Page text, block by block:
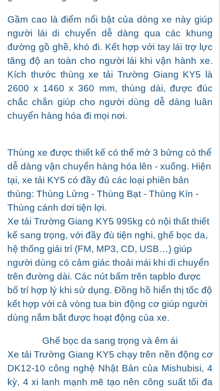
Gầm cao là điểm nổi bật của dòng xe này giúp
người lái di chuyển dễ dàng qua các khung
đường gồ ghề, khó đi. Kết hợp với tay lái trợ lực
tăng độ an toàn cho người lái khi vận hành xe.
Kích thước thùng xe tải Trường Giang KY5 là
2600 x 1460 x 360 mm, thùng dài, được đúc
chắc chắn giúp cho người dùng dễ dàng luân
chuyển hàng hóa đi mọi nơi.
Thùng xe được thiết kế có thể mở 3 bửng có thể
dễ dàng vận chuyển hàng hóa lên - xuống. Hiện
tại, xe tải KY5 có đầy đủ các loại phiên bản
thùng: Thùng Lửng - Thùng Bạt - Thùng Kín -
Thùng cánh dơi tiện lợi.
Xe tải Trường Giang KY5 995kg có nội thất thiết
kế sang trọng, với đầy đù tiện nghi, ghế bọc da,
hệ thống giải trí (FM, MP3, CD, USB…) giúp
người dùng có cảm giác thoải mái khi di chuyển
trên đường dài. Các nút bấm trên tapblo được
bố trí hợp lý khi sử dụng. Đồng hồ hiển thị tốc độ
kết hợp với cả vòng tua bin động cơ giúp người
dùng nắm bắt được hoạt động của xe.
Ghế bọc da sang trọng và êm ái
Xe tải Trường Giang KY5 chạy trên nền động cơ
DK12-10 công nghệ Nhật Bản của Mishubisi, 4
kỳ, 4 xi lanh mạnh mẽ tạo nên công suất tối đa